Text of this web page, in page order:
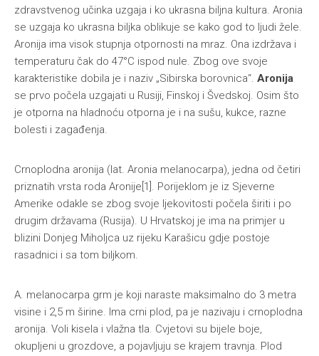
zdravstvenog učinka uzgaja i ko ukrasna biljna kultura. Aronia
se uzgaja ko ukrasna biljka oblikuje se kako god to ljudi žele.
Aronija ima visok stupnja otpornosti na mraz. Ona izdržava i
temperaturu čak do 47°C ispod nule. Zbog ove svoje
karakteristike dobila je i naziv „Sibirska borovnica“. Aronija
se prvo počela uzgajati u Rusiji, Finskoj i Švedskoj. Osim što
je otporna na hladnoću otporna je i na sušu, kukce, razne
bolesti i zagađenja.
Crnoplodna aronija (lat. Aronia melanocarpa), jedna od četiri
priznatih vrsta roda Aronije[1]. Porijeklom je iz Sjeverne
Amerike odakle se zbog svoje ljekovitosti počela širiti i po
drugim državama (Rusija). U Hrvatskoj je ima na primjer u
blizini Donjeg Miholjca uz rijeku Karašicu gdje postoje
rasadnici i sa tom biljkom.
A. melanocarpa grm je koji naraste maksimalno do 3 metra
visine i 2,5 m širine. Ima crni plod, pa je nazivaju i crnoplodna
aronija. Voli kisela i vlažna tla. Cvjetovi su bijele boje,
okupljeni u grozdove, a pojavljuju se krajem travnja. Plod